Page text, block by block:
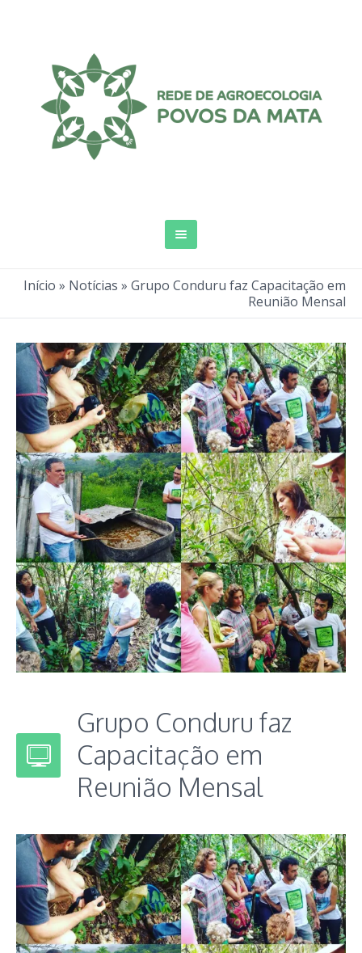
Início » Notícias » Grupo Conduru faz Capacitação em
Reunião Mensal
Grupo Conduru faz
Capacitação em
Reunião Mensal